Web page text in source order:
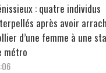
: quatre individus
après avoir
d’une femme à une
métro